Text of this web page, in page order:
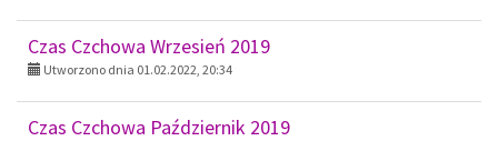
Czas Czchowa Wrzesień 2019
Utworzono dnia 01.02.2022, 20:34
Czas Czchowa Październik 2019